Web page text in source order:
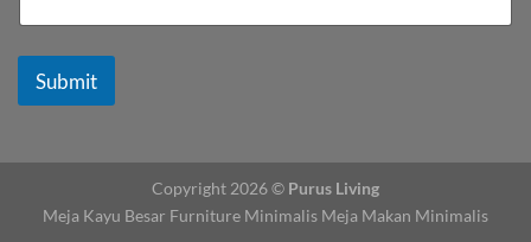
Submit
Copyright 2026 © Purus Living
Meja Kayu Besar Furniture Minimalis Meja Makan Minimalis